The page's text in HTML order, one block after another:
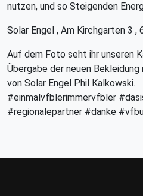
nutzen, und so Steigenden
Solar Engel , Am Kirchgarten 3
Auf dem Foto seht ihr unseren
Übergabe der neuen
von Solar Engel Phil Kalkowski.
#einmalvfblerimmervfbler
#regionalepartner #danke